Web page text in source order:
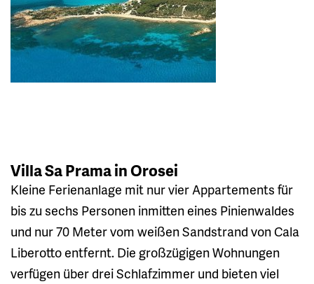
Villa Sa Prama in Orosei
Kleine Ferienanlage mit nur vier Appartements für
bis zu sechs Personen inmitten eines Pinienwaldes
und nur 70 Meter vom weißen Sandstrand von Cala
Liberotto entfernt. Die großzügigen Wohnungen
verfügen über drei Schlafzimmer und bieten viel